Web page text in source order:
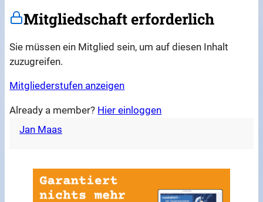
Mitgliedschaft erforderlich
Sie müssen ein Mitglied sein, um auf diesen Inhalt
zuzugreifen.
Mitgliederstufen anzeigen
Already a member? Hier einloggen
Jan Maas